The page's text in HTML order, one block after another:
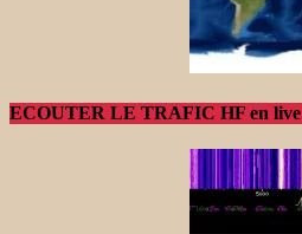
ECOUTER LE TRAFIC HF en live